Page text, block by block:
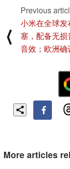
⟨
Previous
小米在全球
塞，配备无
音效；欧洲
More articles